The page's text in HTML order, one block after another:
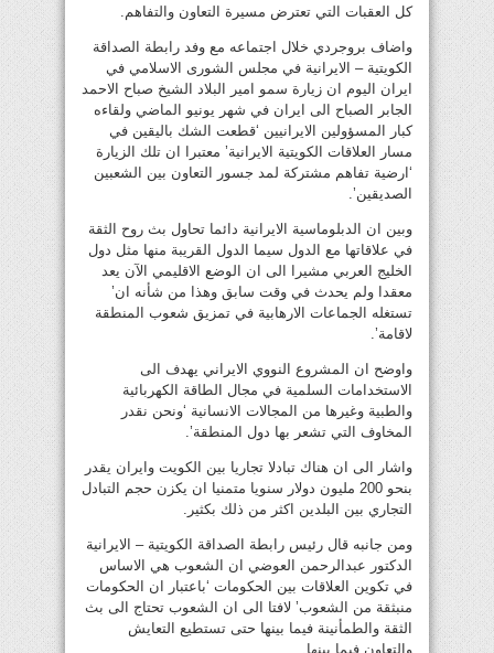
كل العقبات التي تعترض مسيرة التعاون والتفاهم.
واضاف بروجردي خلال اجتماعه مع وفد رابطة الصداقة
الكويتية – الايرانية في مجلس الشورى الاسلامي في
ايران اليوم ان زيارة سمو امير البلاد الشيخ صباح الاحمد
الجابر الصباح الى ايران في شهر يونيو الماضي ولقاءه
كبار المسؤولين الايرانيين ‘قطعت الشك باليقين في
مسار العلاقات الكويتية الايرانية’ معتبرا ان تلك الزيارة
‘ارضية تفاهم مشتركة لمد جسور التعاون بين الشعبين
الصديقين’.
وبين ان الدبلوماسية الايرانية دائما تحاول بث روح الثقة
في علاقاتها مع الدول سيما الدول القريبة منها مثل دول
الخليج العربي مشيرا الى ان الوضع الاقليمي الآن يعد
معقدا ولم يحدث في وقت سابق وهذا من شأنه ان’
تستغله الجماعات الارهابية في تمزيق شعوب المنطقة
لاقامة’.
واوضح ان المشروع النووي الايراني يهدف الى
الاستخدامات السلمية في مجال الطاقة الكهربائية
والطبية وغيرها من المجالات الانسانية ‘ونحن نقدر
المخاوف التي تشعر بها دول المنطقة’.
واشار الى ان هناك تبادلا تجاريا بين الكويت وايران يقدر
بنحو 200 مليون دولار سنويا متمنيا ان يكزن حجم التبادل
التجاري بين البلدين اكثر من ذلك بكثير.
ومن جانبه قال رئيس رابطة الصداقة الكويتية – الايرانية
الدكتور عبدالرحمن العوضي ان الشعوب هي الاساس
في تكوين العلاقات بين الحكومات ‘باعتبار ان الحكومات
منبثقة من الشعوب’ لافتا الى ان الشعوب تحتاج الى بث
الثقة والطمأنينة فيما بينها حتى تستطيع التعايش
والتعاون فيما بينها.